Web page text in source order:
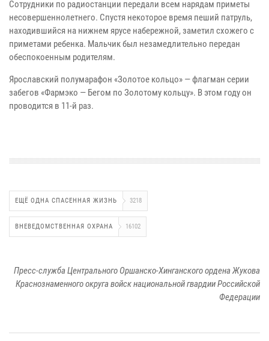
Сотрудники по радиостанции передали всем нарядам приметы
несовершеннолетнего. Спустя некоторое время пеший патруль,
находившийся на нижнем ярусе набережной, заметил схожего с
приметами ребенка. Мальчик был незамедлительно передан
обеспокоенным родителям.
Ярославский полумарафон «Золотое кольцо» — флагман серии
забегов «Фармэко — Бегом по Золотому кольцу». В этом году он
проводится в 11-й раз.
ЕЩЁ ОДНА СПАСЕННАЯ ЖИЗНЬ 3218
ВНЕВЕДОМСТВЕННАЯ ОХРАНА 16102
Пресс-служба Центрального Оршанско-Хинганского ордена Жукова
Краснознаменного округа войск национальной гвардии Российской
Федерации